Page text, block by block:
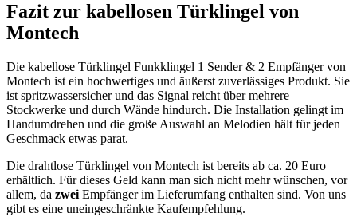
Fazit zur kabellosen Türklingel von
Montech
Die kabellose Türklingel Funkklingel 1 Sender & 2 Empfänger von
Montech ist ein hochwertiges und äußerst zuverlässiges Produkt. Sie
ist spritzwassersicher und das Signal reicht über mehrere
Stockwerke und durch Wände hindurch. Die Installation gelingt im
Handumdrehen und die große Auswahl an Melodien hält für jeden
Geschmack etwas parat.
Die drahtlose Türklingel von Montech ist bereits ab ca. 20 Euro
erhältlich. Für dieses Geld kann man sich nicht mehr wünschen, vor
allem, da zwei Empfänger im Lieferumfang enthalten sind. Von uns
gibt es eine uneingeschränkte Kaufempfehlung.